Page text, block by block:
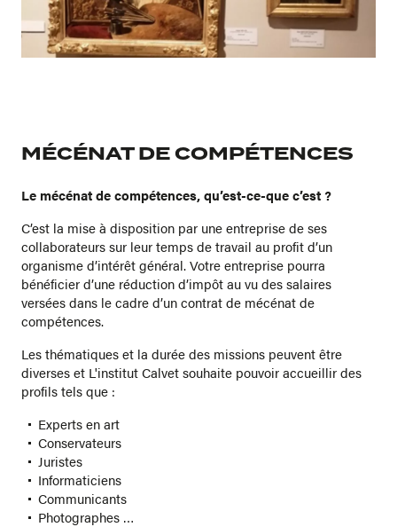
MÉCÉNAT DE COMPÉTENCES
Le mécénat de compétences, qu’est-ce-que c’est ?
C’est la mise à disposition par une entreprise de ses
collaborateurs sur leur temps de travail au profit d’un
organisme d’intérêt général. Votre entreprise pourra
bénéficier d’une réduction d’impôt au vu des salaires
versées dans le cadre d’un contrat de mécénat de
compétences.
Les thématiques et la durée des missions peuvent être
diverses et L'institut Calvet souhaite pouvoir accueillir des
profils tels que :
Experts en art
Conservateurs
Juristes
Informaticiens
Communicants
Photographes …